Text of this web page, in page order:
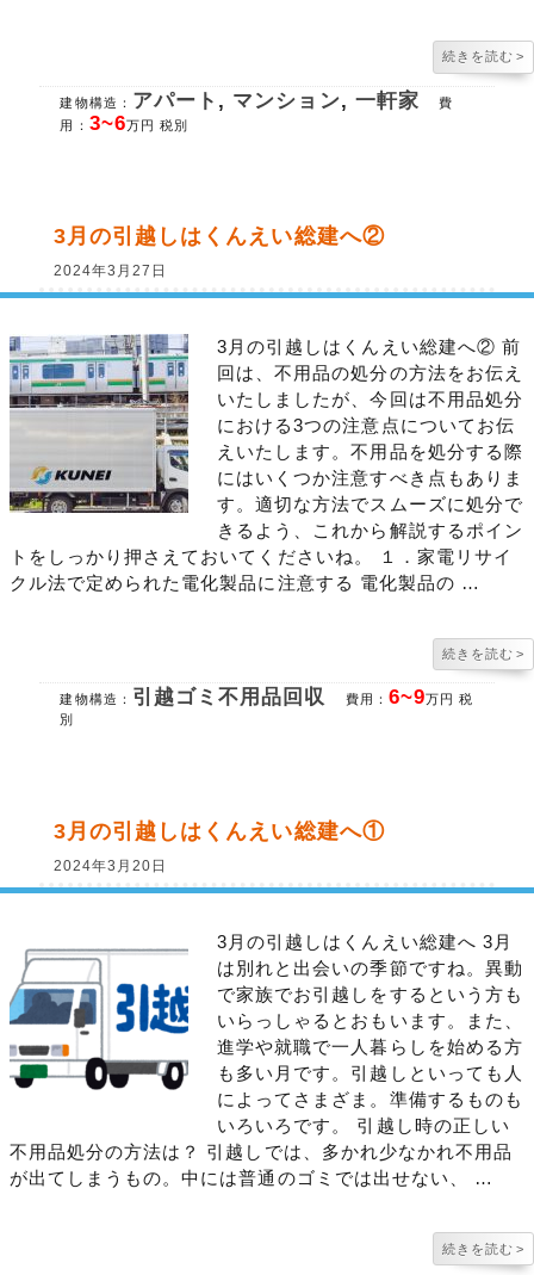
続きを読む >
建物構造： アパート , マンション, 一軒家 費
用： 3~6万円 税別
3月の引越しはくんえい総建へ②
2024年3月27日
3月の引越しはくんえい総建へ② 前
回は、不用品の処分の方法をお伝え
いたしましたが、今回は不用品処分
における3つの注意点についてお伝
えいたします。不用品を処分する際
にはいくつか注意すべき点もありま
す。適切な方法でスムーズに処分で
きるよう、これから解説するポイン
トをしっかり押さえておいてくださいね。 １．家電リサイ
クル法で定められた電化製品に注意する 電化製品の …
続きを読む >
建物構造： 引越ゴミ不用品回収 費用： 6~9万円 税
別
3月の引越しはくんえい総建へ①
2024年3月20日
3月の引越しはくんえい総建へ 3月
は別れと出会いの季節ですね。異動
で家族でお引越しをするという方も
いらっしゃるとおもいます。また、
進学や就職で一人暮らしを始める方
も多い月です。引越しといっても人
によってさまざま。準備するものも
いろいろです。 引越し時の正しい
不用品処分の方法は？ 引越しでは、多かれ少なかれ不用品
が出てしまうもの。中には普通のゴミでは出せない、 …
続きを読む >